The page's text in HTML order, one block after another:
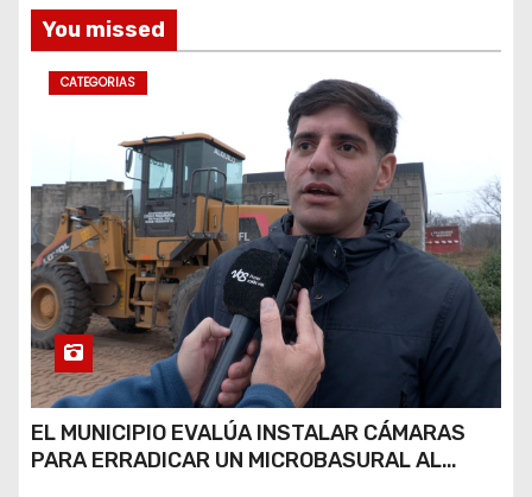
You missed
CATEGORIAS
EL MUNICIPIO EVALÚA INSTALAR CÁMARAS
PARA ERRADICAR UN MICROBASURAL AL